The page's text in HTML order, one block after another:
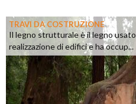
TRAVI DA COSTRUZIONE
Il legno strutturale è il legno
realizzazione di edifici e ha occup...